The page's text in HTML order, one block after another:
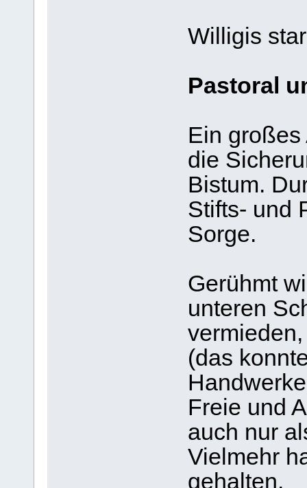
Willigis
Pastoral
Ein
die
Bistum.
Stifts- und
Sorge.
Gerühmt
unteren
vermieden,
(das
Freie und
auch nur
Vielmehr
gehalten.